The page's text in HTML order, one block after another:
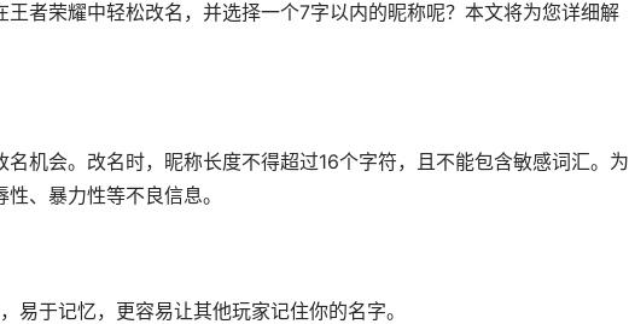
者荣耀中轻松改名，并选择一个7字以内的昵称呢？本文将为您详细解
机会。改名时，昵称长度不得超过16个字符，且不能包含敏感词汇。为
、暴力性等不良信息。
易于记忆，更容易让其他玩家记住你的名字。